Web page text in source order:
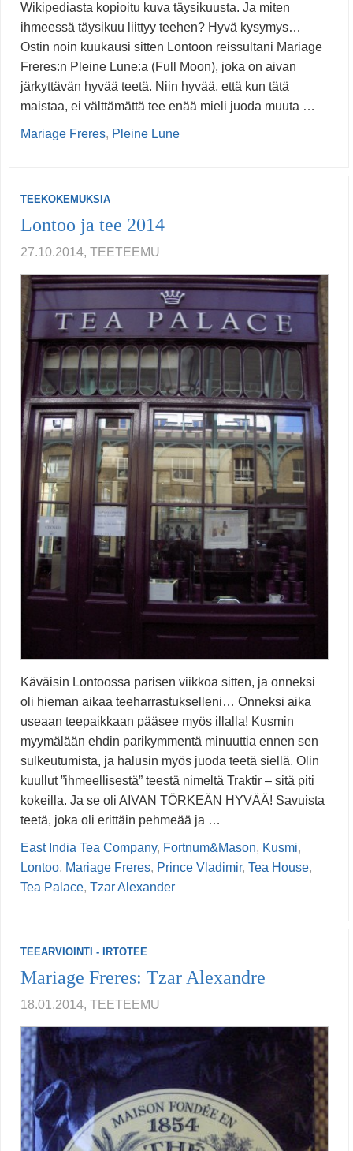
Wikipediasta kopioitu kuva täysikuusta. Ja miten
ihmeessä täysikuu liittyy teehen? Hyvä kysymys…
Ostin noin kuukausi sitten Lontoon reissultani Mariage
Freres:n Pleine Lune:a (Full Moon), joka on aivan
järkyttävän hyvää teetä. Niin hyvää, että kun tätä
maistaa, ei välttämättä tee enää mieli juoda muuta …
Mariage Freres, Pleine Lune
TEEKOKEMUKSIA
Lontoo ja tee 2014
27.10.2014, TEETEEMU
Käväisin Lontoossa parisen viikkoa sitten, ja onneksi
oli hieman aikaa teeharrastukselleni… Onneksi aika
useaan teepaikkaan pääsee myös illalla! Kusmin
myymälään ehdin parikymmentä minuuttia ennen sen
sulkeutumista, ja halusin myös juoda teetä siellä. Olin
kuullut ”ihmeellisestä” teestä nimeltä Traktir – sitä piti
kokeilla. Ja se oli AIVAN TÖRKEÄN HYVÄÄ! Savuista
teetä, joka oli erittäin pehmeää ja …
East India Tea Company, Fortnum&Mason, Kusmi,
Lontoo, Mariage Freres, Prince Vladimir, Tea House,
Tea Palace, Tzar Alexander
TEEARVIOINTI - IRTOTEE
Mariage Freres: Tzar Alexandre
18.01.2014, TEETEEMU